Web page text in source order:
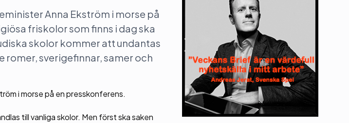
Anna Ekström i morse på
friskolor som finns i dag ska
skolor kommer att undantas
romer, sverigefinnar, samer och
i morse på en presskonferens.
till vanliga skolor. Men först ska saken